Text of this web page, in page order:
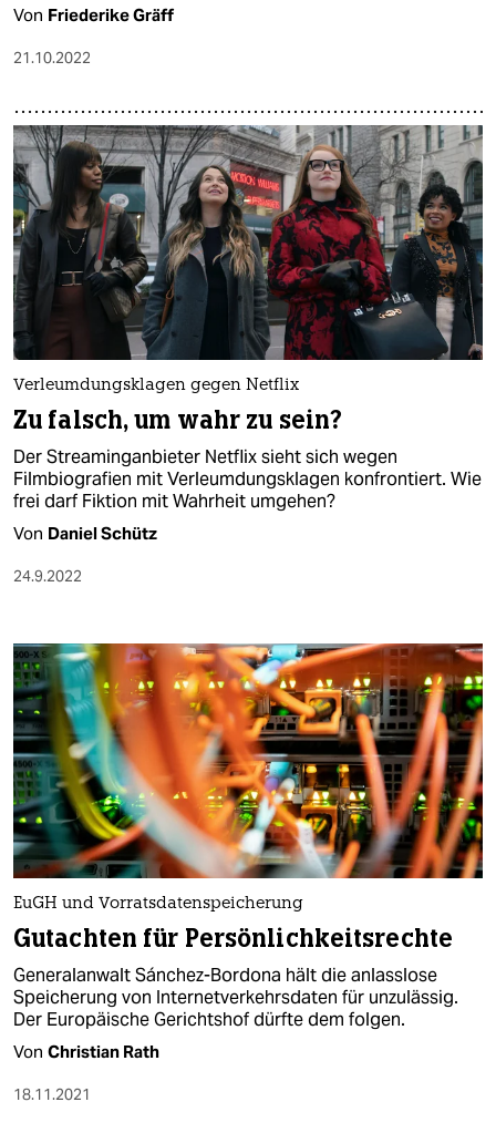
Von Friederike Gräff
21.10.2022
Verleumdungsklagen gegen Netflix
Zu falsch, um wahr zu sein?
Der Streaminganbieter Netflix sieht sich wegen
Filmbiografien mit Verleumdungs­klagen konfrontiert. Wie
frei darf Fiktion mit Wahrheit umgehen?
Von Daniel Schütz
24.9.2022
EuGH und Vorratsdatenspeicherung
Gutachten für Persönlichkeitsrechte
Generalanwalt Sánchez-Bordona hält die anlasslose
Speicherung von Internet­verkehrsdaten für unzulässig.
Der Europäische Gerichtshof dürfte dem folgen.
Von Christian Rath
18.11.2021